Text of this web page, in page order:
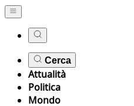
Cerca
Attualità
Politica
Mondo